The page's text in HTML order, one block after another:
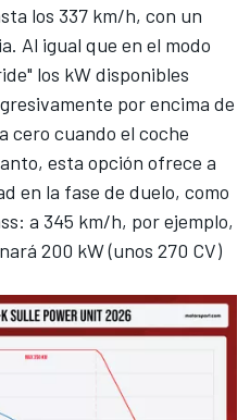
los 337 km/h, con un
Al igual que en el modo
los kW disponibles
por encima de
cero cuando el coche
esta opción ofrece a
en la fase de duelo, como
a 345 km/h, por ejemplo,
200 kW (unos 270 CV)